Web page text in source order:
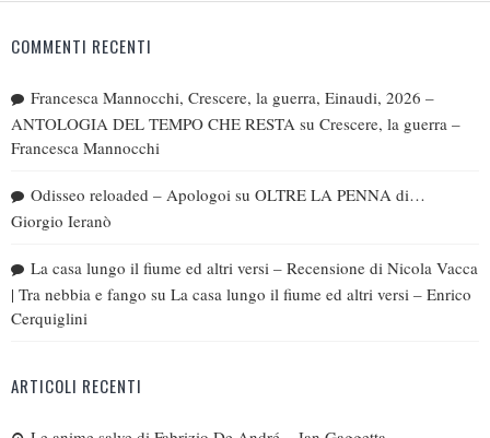
COMMENTI RECENTI
Francesca Mannocchi, Crescere, la guerra, Einaudi, 2026 –
ANTOLOGIA DEL TEMPO CHE RESTA su Crescere, la guerra –
Francesca Mannocchi
Odisseo reloaded – Apologoi su OLTRE LA PENNA di…
Giorgio Ieranò
La casa lungo il fiume ed altri versi – Recensione di Nicola Vacca
| Tra nebbia e fango su La casa lungo il fiume ed altri versi – Enrico
Cerquiglini
ARTICOLI RECENTI